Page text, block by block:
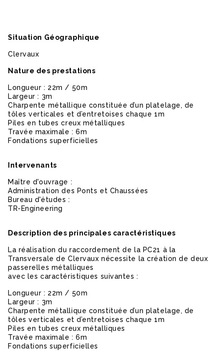
Situation Géographique
Clervaux
Nature des prestations
Longueur : 22m / 50m
Largeur : 3m
Charpente métallique constituée d’un platelage, de
tôles verticales et d’entretoises chaque 1m
Piles en tubes creux métalliques
Travée maximale : 6m
Fondations superficielles
Intervenants
Maître d'ouvrage :
Administration des Ponts et Chaussées
Bureau d'études :
TR-Engineering
Description des principales caractéristiques
La réalisation du raccordement de la PC21 à la
Transversale de Clervaux nécessite la création de deux
passerelles métalliques
avec les caractéristiques suivantes :
Longueur : 22m / 50m
Largeur : 3m
Charpente métallique constituée d’un platelage, de
tôles verticales et d’entretoises chaque 1m
Piles en tubes creux métalliques
Travée maximale : 6m
Fondations superficielles